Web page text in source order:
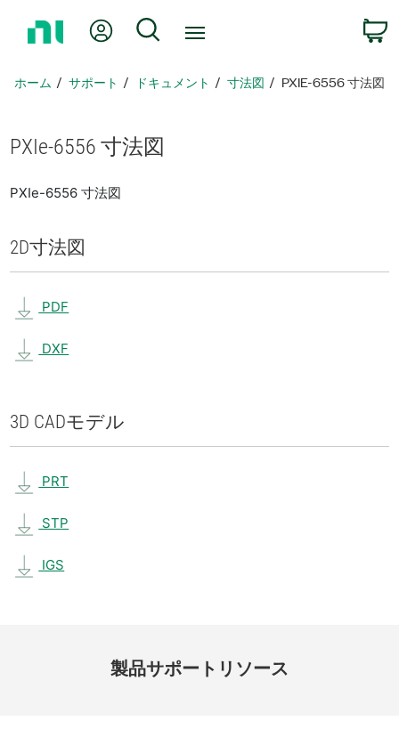
ペ
に
戻
Myアカウント
検索
ホーム サポート ドキュメント 寸法図 PXIE-6556 寸法図
PXIe-6556 寸法図
PXIe-6556 寸法図
2D寸法図
PDF
DXF
3D CADモデル
PRT
STP
IGS
製品サポート リソース